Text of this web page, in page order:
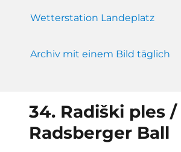
Wetterstation Landeplatz
Archiv mit einem Bild täglich
34. Radiški ples /
Radsberger Ball